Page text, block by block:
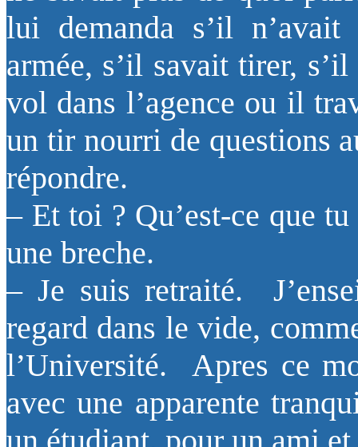
lui demanda s’il
armée, s’il savait tirer,
vol dans l’agence ou il
un tir nourri de questions
répondre.
– Et toi ? Qu’est-ce que
une breche.
– Je suis retraité.
regard dans le vide,
l’Université. Apres ce
avec une apparente